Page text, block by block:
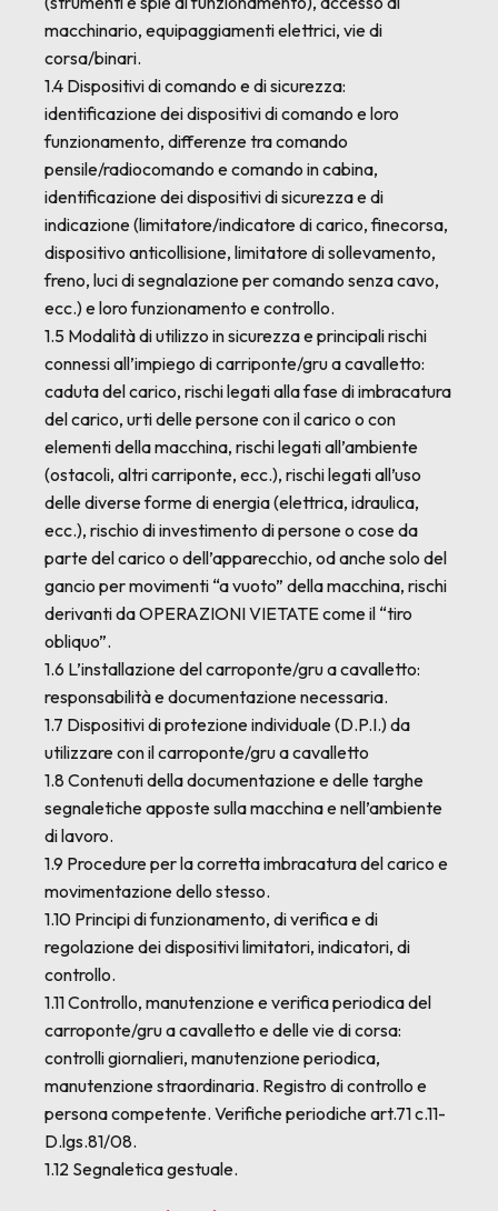
macchinario, equipaggiamenti elettrici, vie di
corsa/binari.
1.4 Dispositivi di comando e di sicurezza:
identificazione dei dispositivi di comando e loro
funzionamento, differenze tra comando
pensile/radiocomando e comando in cabina,
identificazione dei dispositivi di sicurezza e di
indicazione (limitatore/indicatore di carico, finecorsa,
dispositivo anticollisione, limitatore di sollevamento,
freno, luci di segnalazione per comando senza cavo,
ecc.) e loro funzionamento e controllo.
1.5 Modalità di utilizzo in sicurezza e principali rischi
connessi all’impiego di carriponte/gru a cavalletto:
caduta del carico, rischi legati alla fase di imbracatura
del carico, urti delle persone con il carico o con
elementi della macchina, rischi legati all’ambiente
(ostacoli, altri carriponte, ecc.), rischi legati all’uso
delle diverse forme di energia (elettrica, idraulica,
ecc.), rischio di investimento di persone o cose da
parte del carico o dell’apparecchio, od anche solo del
gancio per movimenti “a vuoto” della macchina, rischi
derivanti da OPERAZIONI VIETATE come il “tiro
obliquo”.
1.6 L’installazione del carroponte/gru a cavalletto:
responsabilità e documentazione necessaria.
1.7 Dispositivi di protezione individuale (D.P.I.) da
utilizzare con il carroponte/gru a cavalletto
1.8 Contenuti della documentazione e delle targhe
segnaletiche apposte sulla macchina e nell’ambiente
di lavoro.
1.9 Procedure per la corretta imbracatura del carico e
movimentazione dello stesso.
1.10 Principi di funzionamento, di verifica e di
regolazione dei dispositivi limitatori, indicatori, di
controllo.
1.11 Controllo, manutenzione e verifica periodica del
carroponte/gru a cavalletto e delle vie di corsa:
controlli giornalieri, manutenzione periodica,
manutenzione straordinaria. Registro di controllo e
persona competente. Verifiche periodiche art.71 c.11-
D.lgs.81/08.
1.12 Segnaletica gestuale.